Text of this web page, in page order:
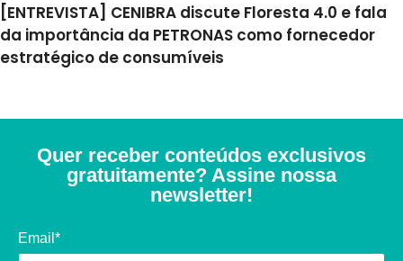
[ENTREVISTA] CENIBRA discute Floresta 4.0 e fala
da importância da PETRONAS como fornecedor
estratégico de consumíveis
Quer receber conteúdos exclusivos
gratuitamente? Assine nossa
newsletter!
Email*